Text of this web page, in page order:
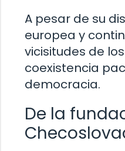
A pesar de su
europea y
vicisitudes de
coexistencia
democracia.
De la